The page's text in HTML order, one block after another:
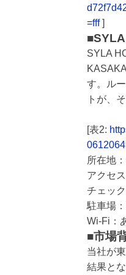
=fff]
SYLA
す。ル
トが、
[表2:
所在地
アクセ
チェッ
駐車場
Wi-Fi：
■市場
当社が
結果と